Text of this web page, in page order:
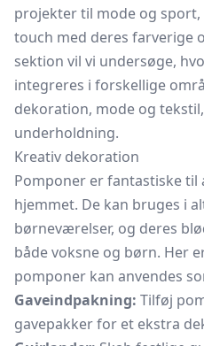
projekter til mode og
touch med deres farverige
sektion vil vi undersøge,
integreres i forskellige
dekoration, mode og
underholdning.
Kreativ dekoration
Pomponer er fantastiske
hjemmet. De kan bruges i
børneværelser, og deres
både voksne og børn. Her
pomponer kan anvendes
Gaveindpakning: Tilføj
gavepakker for et ekstra